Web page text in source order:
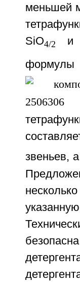
меньшей
SiO4/2
и
звеньев,